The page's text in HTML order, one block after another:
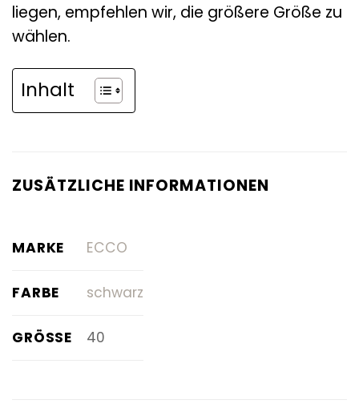
liegen, empfehlen wir, die größere Größe zu
wählen.
Inhalt
ZUSÄTZLICHE INFORMATIONEN
MARKE ECCO
FARBE schwarz
GRÖSSE 40